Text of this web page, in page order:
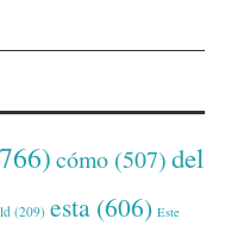
cómo (507) del
(209) esta (606) Este